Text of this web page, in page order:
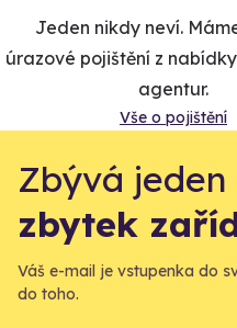
Jeden nikdy neví.
úrazové pojištění z
agentur.
Vše o pojištění
Zbývá jeden
zbytek
Váš e-mail je vstupenka do
do toho.